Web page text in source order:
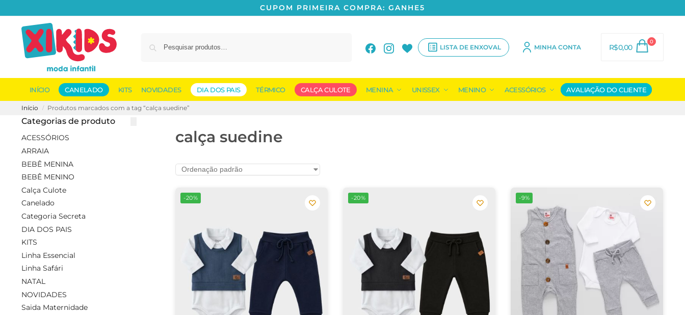
CUPOM PRIMEIRA COMPRA: GANHE5
LISTA DE ENXOVAL
MINHA CONTA R$0,00
0
INÍCIO CANELADO KITS NOVIDADES DIA DOS PAIS TÉRMICO CALÇA CULOTE MENINA UNISSEX MENINO ACESSÓRIOS AVALIAÇÃO DO CLIENTE
Início / Produtos marcados com a tag “calça suedine”
calça suedine
-20% -20% -9%
Categorias de produto
ACESSÓRIOS
ARRAIA
BEBÊ MENINA
BEBÊ MENINO
Calça Culote
Canelado
Categoria Secreta
DIA DOS PAIS
KITS
Linha Essencial
Linha Safári
NATAL
NOVIDADES
Saida Maternidade